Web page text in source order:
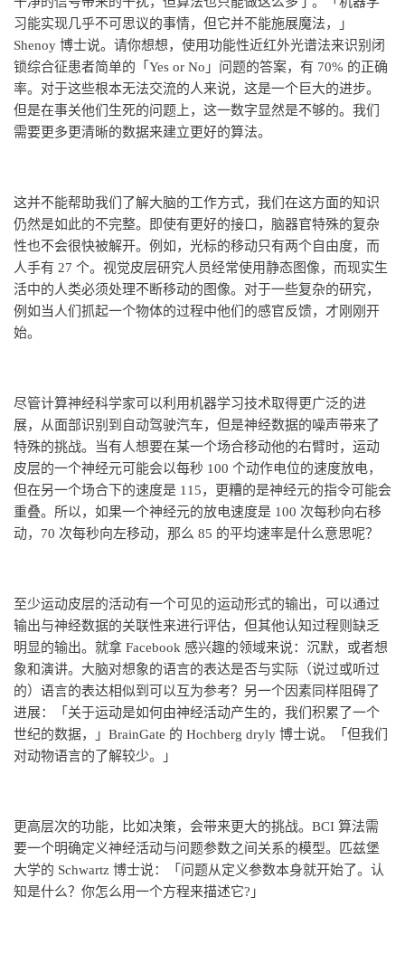
习能实现几乎不可思议的事情，但它并不能施展魔法，」
Shenoy 博士说。请你想想，使用功能性近红外光谱法来识别闭
锁综合征患者简单的「Yes or No」问题的答案，有 70% 的正确
率。对于这些根本无法交流的人来说，这是一个巨大的进步。
但是在事关他们生死的问题上，这一数字显然是不够的。我们
需要更多更清晰的数据来建立更好的算法。
这并不能帮助我们了解大脑的工作方式，我们在这方面的知识
仍然是如此的不完整。即使有更好的接口，脑器官特殊的复杂
性也不会很快被解开。例如，光标的移动只有两个自由度，而
人手有 27 个。视觉皮层研究人员经常使用静态图像，而现实生
活中的人类必须处理不断移动的图像。对于一些复杂的研究，
例如当人们抓起一个物体的过程中他们的感官反馈，才刚刚开
始。
尽管计算神经科学家可以利用机器学习技术取得更广泛的进
展，从面部识别到自动驾驶汽车，但是神经数据的噪声带来了
特殊的挑战。当有人想要在某一个场合移动他的右臂时，运动
皮层的一个神经元可能会以每秒 100 个动作电位的速度放电，
但在另一个场合下的速度是 115，更糟的是神经元的指令可能会
重叠。所以，如果一个神经元的放电速度是 100 次每秒向右移
动，70 次每秒向左移动，那么 85 的平均速率是什么意思呢？
至少运动皮层的活动有一个可见的运动形式的输出，可以通过
输出与神经数据的关联性来进行评估，但其他认知过程则缺乏
明显的输出。就拿 Facebook 感兴趣的领域来说：沉默，或者想
象和演讲。大脑对想象的语言的表达是否与实际（说过或听过
的）语言的表达相似到可以互为参考？另一个因素同样阻碍了
进展：「关于运动是如何由神经活动产生的，我们积累了一个
世纪的数据，」BrainGate 的 Hochberg dryly 博士说。「但我们
对动物语言的了解较少。」
更高层次的功能，比如决策，会带来更大的挑战。BCI 算法需
要一个明确定义神经活动与问题参数之间关系的模型。匹兹堡
大学的 Schwartz 博士说：「问题从定义参数本身就开始了。认
知是什么？你怎么用一个方程来描述它?」